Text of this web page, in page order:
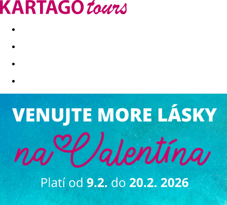
Last minute Dovolenkové kluby